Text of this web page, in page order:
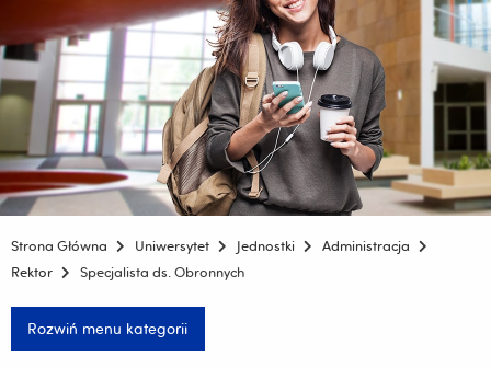
Strona Główna Uniwersytet Jednostki
Administracja
Rektor
Specjalista ds. Obronnych
Rozwiń menu kategorii